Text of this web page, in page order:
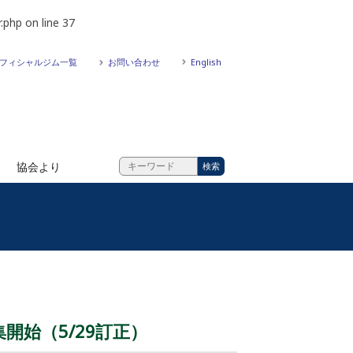
on line 37
ィシャルジム一覧 お問い合わせ English
協会より
始（5/29訂正）